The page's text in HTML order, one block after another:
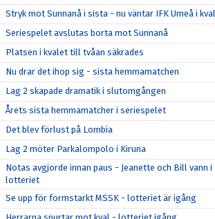
Stryk mot Sunnanå i sista - nu väntar IFK Umeå i kval
Seriespelet avslutas borta mot Sunnanå
Platsen i kvalet till tvåan säkrades
Nu drar det ihop sig - sista hemmamatchen
Lag 2 skapade dramatik i slutomgången
Årets sista hemmamatcher i seriespelet
Det blev förlust på Lombia
Lag 2 möter Parkalompolo i Kiruna
Notas avgjorde innan paus - Jeanette och Bill vann i
lotteriet
Se upp för formstarkt MSSK - lotteriet är igång